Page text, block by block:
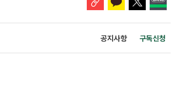
공지사항 구독신청